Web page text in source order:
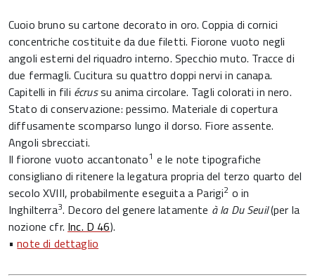
Cuoio bruno su cartone decorato in oro. Coppia di cornici
concentriche costituite da due filetti. Fiorone vuoto negli
angoli esterni del riquadro interno. Specchio muto. Tracce di
due fermagli. Cucitura su quattro doppi nervi in canapa.
Capitelli in fili écrussu anima circolare. Tagli colorati in nero.
Stato di conservazione: pessimo. Materiale di copertura
diffusamente scomparso lungo il dorso. Fiore assente.
Angoli sbrecciati.
Il fiorone vuoto accantonato1 e le note tipografiche
consigliano di ritenere la legatura propria del terzo quarto del
secolo XVIII, probabilmente eseguita a Parigi2 o in
Inghilterra3. Decoro del genere latamente à la Du Seuil(per la
nozione cfr. Inc. D 46).
•note di dettaglio